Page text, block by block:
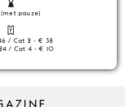
pauze)
/ Cat 2 - € 38
/ Cat 4 - € 10